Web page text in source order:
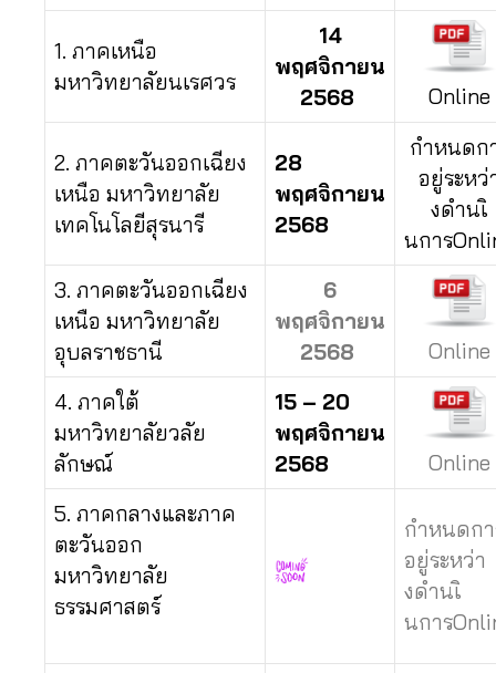
1. ภาคเหนือ
มหาวิทยาลัยนเรศวร
14
พฤศจิกายน
2568
Online
2. ภาคตะวันออกเฉียง
เหนือ มหาวิทยาลัย
เทคโนโลยีสุรนารี
28
พฤศจิกายน
2568
กำหนดก
อยู่ระหว่
งดำนเิ
นการ
3. ภาคตะวันออกเฉียง
เหนือ มหาวิทยาลัย
อุบลราชธานี
6
พฤศจิกายน
2568
Online
4. ภาคใต้
มหาวิทยาลัยวลัย
ลักษณ์
15 – 20
พฤศจิกายน
2568
Online
5. ภาคกลางและภาค
ตะวันออก
มหาวิทยาลัย
ธรรมศาสตร์
กำหนดก
อยู่ระหว่า
งดำนเิ
นการ